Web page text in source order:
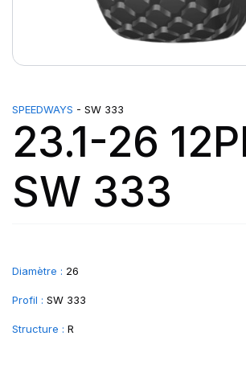
SPEEDWAYS - SW 333
23.1-26
SW 333
Diamètre : 26
Profil : SW 333
Structure : R